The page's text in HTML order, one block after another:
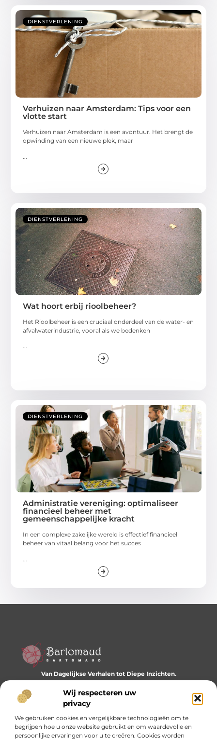
Wij respecteren uw
privacy
We gebruiken cookies en vergelijkbare technologieën om te
begrijpen hoe u onze website gebruikt en om waardevolle en
persoonlijke ervaringen voor u te creëren. Cookies worden
DIENSTVERLENING
Verhuizen naar Amsterdam: Tips voor een
vlotte start
Verhuizen naar Amsterdam is een avontuur. Het brengt de
opwinding van een nieuwe plek, maar
DIENSTVERLENING
Wat hoort erbij rioolbeheer?
Het Rioolbeheer is een cruciaal onderdeel van de water- en
afvalwaterindustrie, vooral als we bedenken
...
DIENSTVERLENING
Administratie vereniging: optimaliseer
financieel beheer met
gemeenschappelijke kracht
In een complexe zakelijke wereld is effectief financieel
beheer van vitaal belang voor het succes
Van Dagelijkse Verhalen tot Diepe Inzichten.
Ontdek een wereld vol diverse blogs en artikelen die je
dagelijks inspireren en nieuwe perspectieven bieden.